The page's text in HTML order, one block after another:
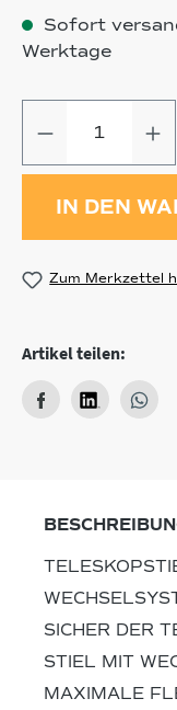
Sofort
Werktage
IN DEN
Zum Merkzettel
Artikel teilen:
SICHER DER
STIEL MIT
MAXIMALE